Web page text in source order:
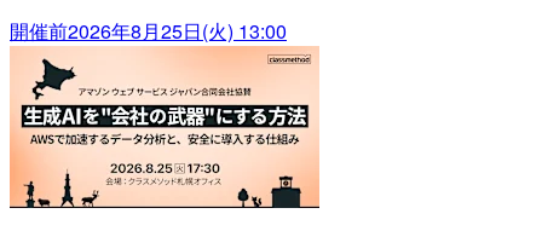
開催前2026年8月25日(火) 13:00